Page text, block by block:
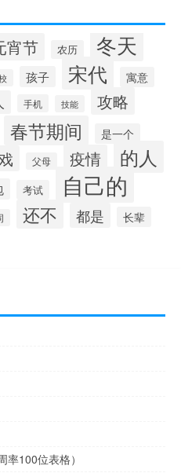
宵节 农历 冬天
孩子 宋代 寓意
手机 技能 攻略
春节期间 是一个
父母 疫情 的人
考试 自己的
还不 都是 长辈
100位表格）